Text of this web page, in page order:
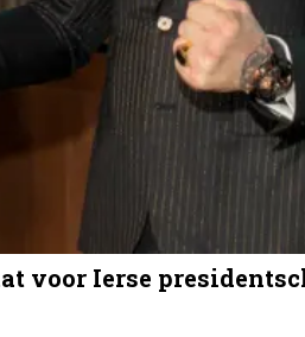
voor Ierse